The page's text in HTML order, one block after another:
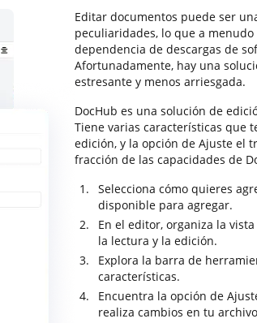
Editar documentos puede ser
peculiaridades, lo que a
dependencia de descargas de
Afortunadamente, hay una
estresante y menos arriesgada.
DocHub es una solución de
Tiene varias características que
edición, y la opción de Ajuste el
fracción de las capacidades de
Selecciona cómo quieres
disponible para agregar.
En el editor, organiza la
la lectura y la edición.
Explora la barra de
características.
Encuentra la opción de
realiza cambios en tu